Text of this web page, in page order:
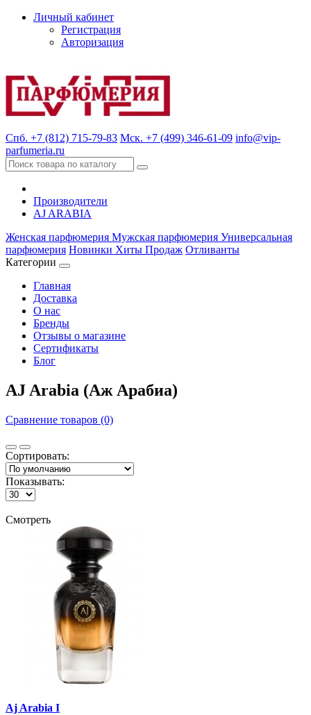
Личный кабинет
Регистрация
Авторизация
Спб. +7 (812) 715-79-83 Мск. +7 (499) 346-61-09 info@vip-
parfumeria.ru
Производители
AJ ARABIA
Женская парфюмерия Мужская парфюмерия Универсальная
парфюмерия Новинки Хиты Продаж Отливанты
Категории
Главная
Доставка
О нас
Бренды
Отзывы о магазине
Сертификаты
Блог
AJ Arabia (Аж Арабиа)
Сравнение товаров (0)
Сортировать:
Показывать:
Смотреть
Aj Arabia I